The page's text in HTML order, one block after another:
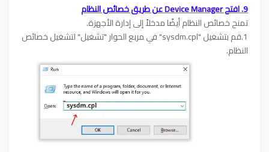
9. افتح Device Manager عن طريق خصائص النظام
تمنح خصائص النظام أيضًا مدخلاً إلى إدارة الأجهزة.
1.قم بتشغيل "sysdm.cpl" في مربع الحوار "تشغيل" لتشغيل خصائص
النظام.